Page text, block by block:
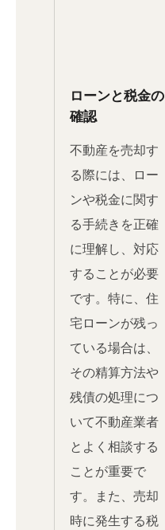
ローンと税金の
確認
不動産を売却す
る際には、ロー
ンや税金に関す
る手続きを正確
に理解し、対応
することが必要
です。特に、住
宅ローンが残っ
ている場合は、
その精算方法や
残債の処理につ
いて不動産業者
とよく相談する
ことが重要で
す。また、売却
時に発生する税